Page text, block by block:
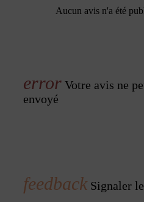
Aucun avis n'a été
Votre avis ne
envoyé
Signaler